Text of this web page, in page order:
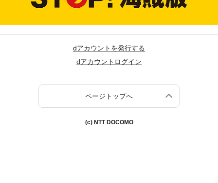
dアカウントを発行する
dアカウントログイン
ページトップへ
(c) NTT DOCOMO